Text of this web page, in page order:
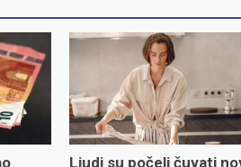
Ljudi su počeli čuvati